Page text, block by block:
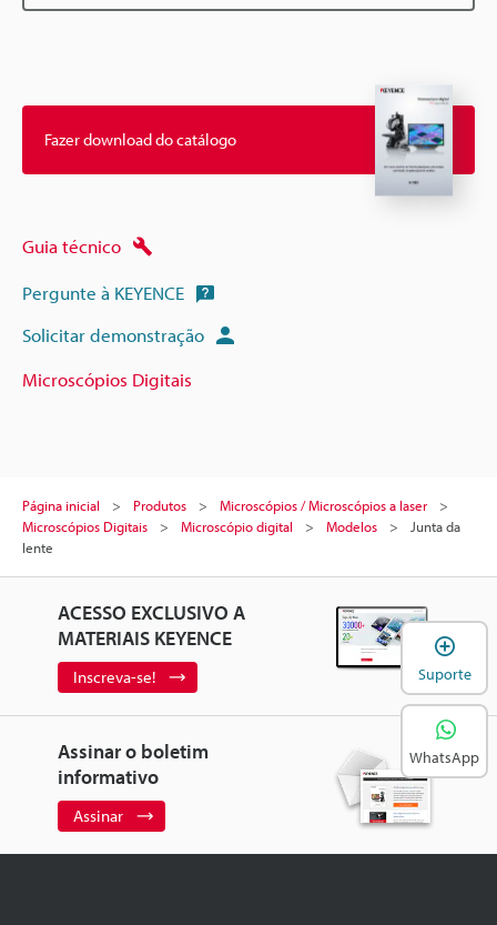
Fazer download do catálogo
Guia técnico
Pergunte à KEYENCE
Solicitar demonstração
Microscópios Digitais
Página inicial Produtos
Microscópios / Microscópios a laser
Microscópios Digitais
Microscópio digital Modelos
Junta da
lente
ACESSO EXCLUSIVO A
MATERIAIS KEYENCE
Inscreva-se!
Assinar o boletim
informativo
Assinar
Suporte
WhatsApp